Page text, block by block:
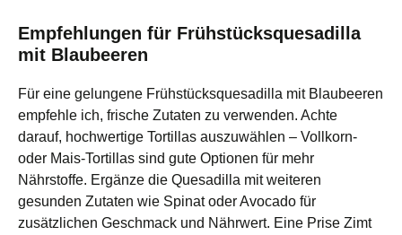
Empfehlungen für Frühstücksquesadilla
mit Blaubeeren
Für eine gelungene Frühstücksquesadilla mit Blaubeeren
empfehle ich, frische Zutaten zu verwenden. Achte
darauf, hochwertige Tortillas auszuwählen – Vollkorn-
oder Mais-Tortillas sind gute Optionen für mehr
Nährstoffe. Ergänze die Quesadilla mit weiteren
gesunden Zutaten wie Spinat oder Avocado für
zusätzlichen Geschmack und Nährwert. Eine Prise Zimt